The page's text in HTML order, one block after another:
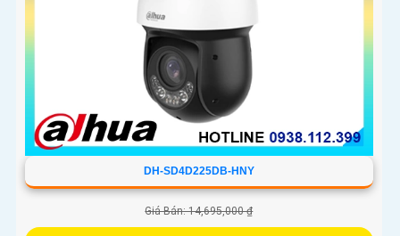
DH-SD4D225DB-HNY
Giá Bán: 14,695,000 ₫